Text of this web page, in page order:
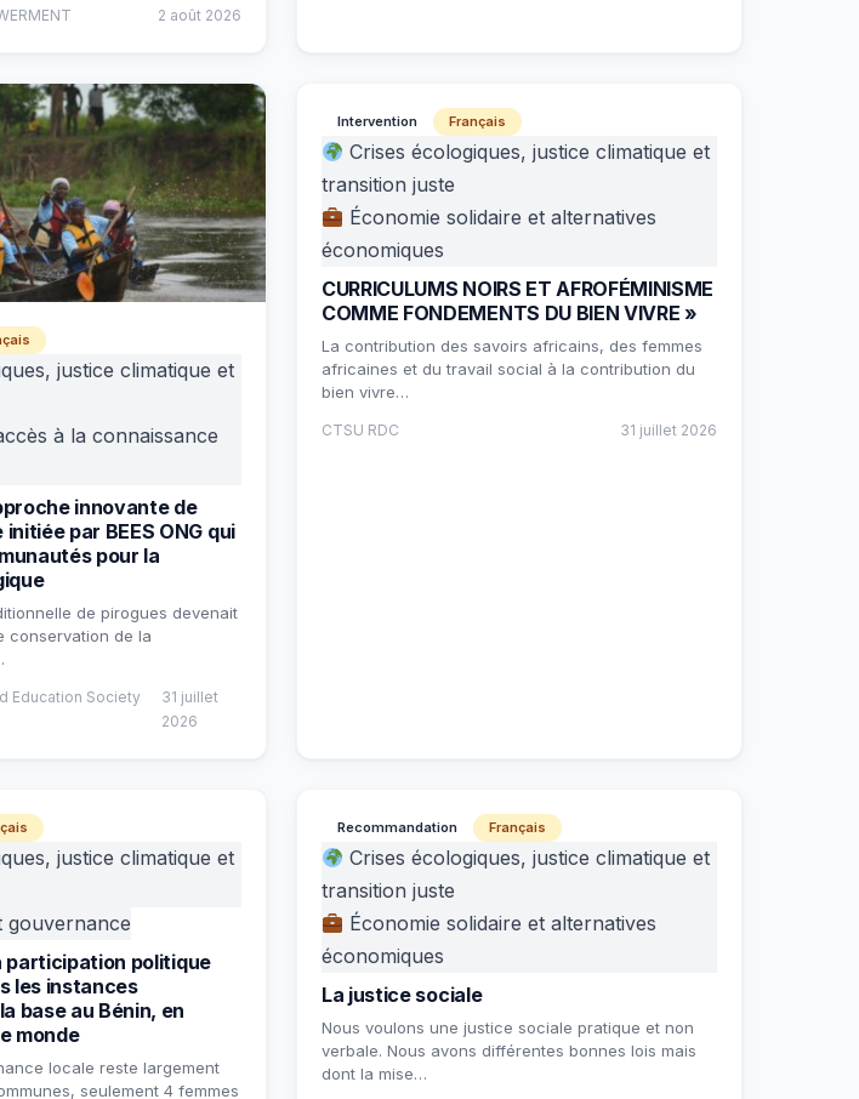
2 août 2026
justice climatique et
à la connaissance
innovante de
par BEES ONG qui
pour la
de pirogues devenait
conservation de la
Education Society
31 juillet
2026
Intervention Français
Crises écologiques, justice climatique et
transition juste
Économie solidaire et alternatives
économiques
CURRICULUMS NOIRS ET AFROFÉMINISME
COMME FONDEMENTS DU BIEN VIVRE »
La contribution des savoirs africains, des femmes
africaines et du travail social à la contribution du
bien vivre…
CTSU RDC 31 juillet 2026
justice climatique et
gouvernance
participation politique
les instances
base au Bénin, en
monde
locale reste largement
seulement 4 femmes
Recommandation Français
Crises écologiques, justice climatique et
transition juste
Économie solidaire et alternatives
économiques
La justice sociale
Nous voulons une justice sociale pratique et non
verbale. Nous avons différentes bonnes lois mais
dont la mise…